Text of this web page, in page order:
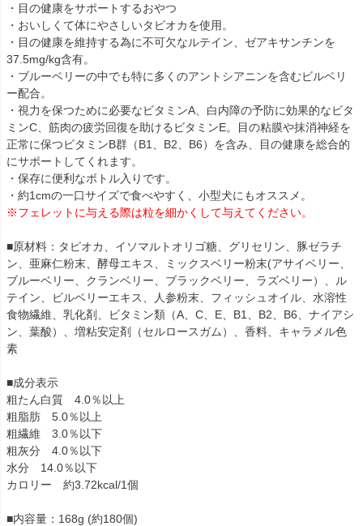
・目の健康をサポートするおやつ
・おいしくて体にやさしいタピオカを使用。
・目の健康を維持する為に不可欠なルテイン、ゼアキサンチンを
37.5mg/kg含有。
・ブルーベリーの中でも特に多くのアントシアニンを含むビルベリ
ー配合。
・視力を保つために必要なビタミンA、白内障の予防に効果的なビタ
ミンC、筋肉の疲労回復を助けるビタミンE。目の粘膜や抹消神経を
正常に保つビタミンB群（B1、B2、B6）を含み、目の健康を総合的
にサポートしてくれます。
・保存に便利なボトル入りです。
・約1cmの一口サイズで食べやすく、小型犬にもオススメ。
※フェレットに与える際は粒を細かくして与えてください。
■原材料：タピオカ、イソマルトオリゴ糖、グリセリン、豚ゼラチ
ン、亜麻仁粉末、酵母エキス、ミックスベリー粉末(アサイベリー、
ブルーベリー、クランベリー、ブラックベリー、ラズベリー）、ル
テイン、ビルベリーエキス、人参粉末、フィッシュオイル、水溶性
食物繊維、乳化剤、ビタミン類（A、C、E、B1、B2、B6、ナイアシ
ン、葉酸）、増粘安定剤（セルロースガム）、香料、キャラメル色
素
■成分表示
粗たん白質 4.0％以上
粗脂肪 5.0％以上
粗繊維 3.0％以下
粗灰分 4.0％以下
水分 14.0％以下
カロリー 約3.72kcal/1個
■内容量：168g (約180個)